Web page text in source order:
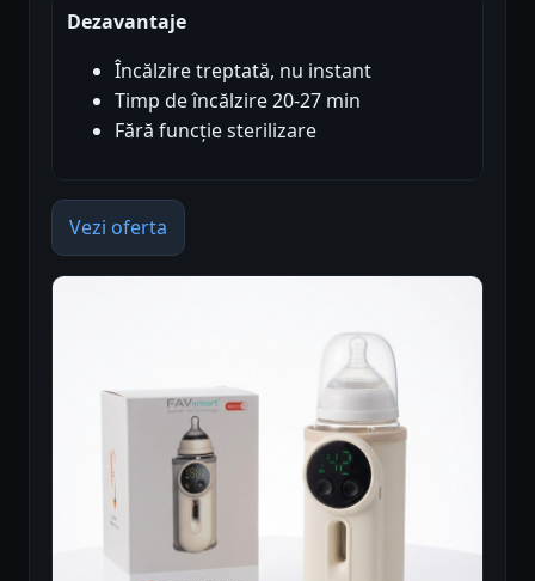
Dezavantaje
Încălzire treptată, nu instant
Timp de încălzire 20-27 min
Fără funcție sterilizare
Vezi oferta